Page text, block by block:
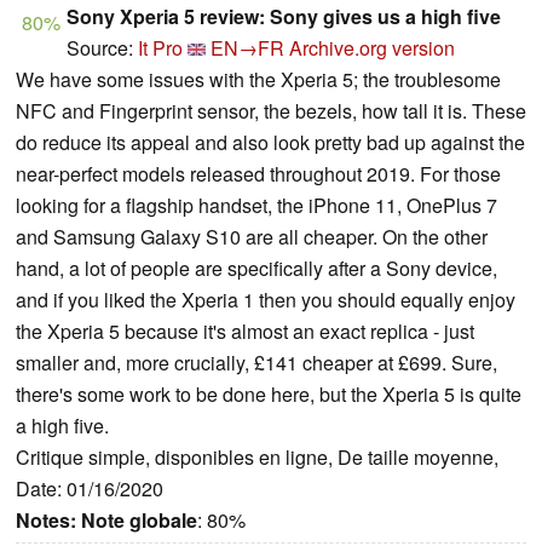
80% Sony Xperia 5 review: Sony gives us a high five
Source: It Pro EN→FR Archive.org version
We have some issues with the Xperia 5; the troublesome
NFC and Fingerprint sensor, the bezels, how tall it is. These
do reduce its appeal and also look pretty bad up against the
near-perfect models released throughout 2019. For those
looking for a flagship handset, the iPhone 11, OnePlus 7
and Samsung Galaxy S10 are all cheaper. On the other
hand, a lot of people are specifically after a Sony device,
and if you liked the Xperia 1 then you should equally enjoy
the Xperia 5 because it's almost an exact replica - just
smaller and, more crucially, £141 cheaper at £699. Sure,
there's some work to be done here, but the Xperia 5 is quite
a high five.
Critique simple, disponibles en ligne, De taille moyenne,
Date: 01/16/2020
Notes: Note globale: 80%